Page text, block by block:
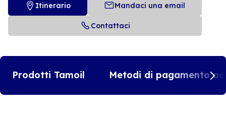
Itinerario Mandaci una email
Contattaci
Prodotti Tamoil Metodi di pagamento